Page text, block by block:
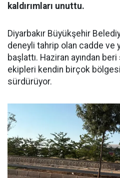
kaldırımları unuttu.
Diyarbakır Büyükşehir
deneyli tahrip olan cadde ve
başlattı. Haziran ayından
ekipleri kendin birçok
sürdürüyor.